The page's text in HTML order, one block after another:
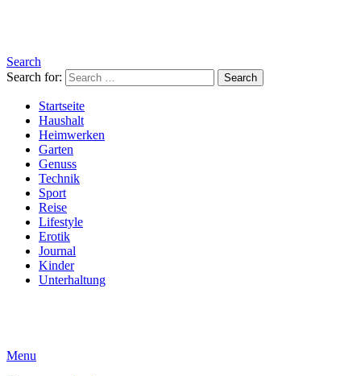
Search
Search for:
Search
Startseite
Haushalt
Heimwerken
Garten
Genuss
Technik
Sport
Reise
Lifestyle
Erotik
Journal
Kinder
Unterhaltung
Menu